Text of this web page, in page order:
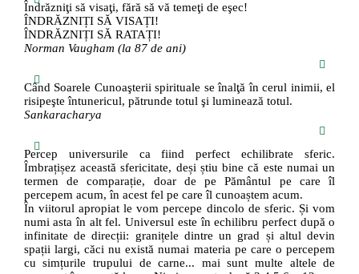
Îndrăzniţi să visaţi, fără să vă temeţi de eşec!
ÎNDRĂZNIȚI SĂ VISAȚI!
ÎNDRĂZNIȚI SĂ RATAȚI!
Norman Vaugham (la 87 de ani)
Când Soarele Cunoaşterii spirituale se înalţă în cerul inimii, el
risipeşte întunericul, pătrunde totul şi luminează totul.
Sankaracharya
Percep universurile ca fiind perfect echilibrate sferic.
Îmbrațișez această sfericitate, deși știu bine că este numai un
termen de comparație, doar de pe Pământul pe care îl
percepem acum, în acest fel pe care îl cunoaștem acum.
În viitorul apropiat le vom percepe dincolo de sferic. Și vom
numi asta în alt fel. Universul este în echilibru perfect după o
infinitate de direcții: granițele dintre un grad și altul devin
spații largi, căci nu există numai materia pe care o percepem
cu simțurile trupului de carne... mai sunt multe altele de